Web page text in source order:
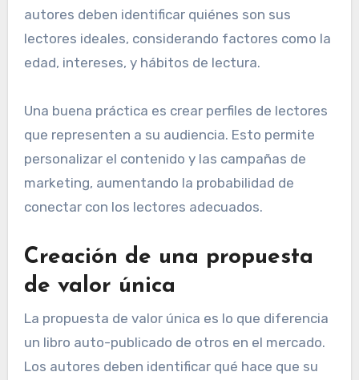
autores deben identificar quiénes son sus
lectores ideales, considerando factores como la
edad, intereses, y hábitos de lectura.
Una buena práctica es crear perfiles de lectores
que representen a su audiencia. Esto permite
personalizar el contenido y las campañas de
marketing, aumentando la probabilidad de
conectar con los lectores adecuados.
Creación de una propuesta
de valor única
La propuesta de valor única es lo que diferencia
un libro auto-publicado de otros en el mercado.
Los autores deben identificar qué hace que su